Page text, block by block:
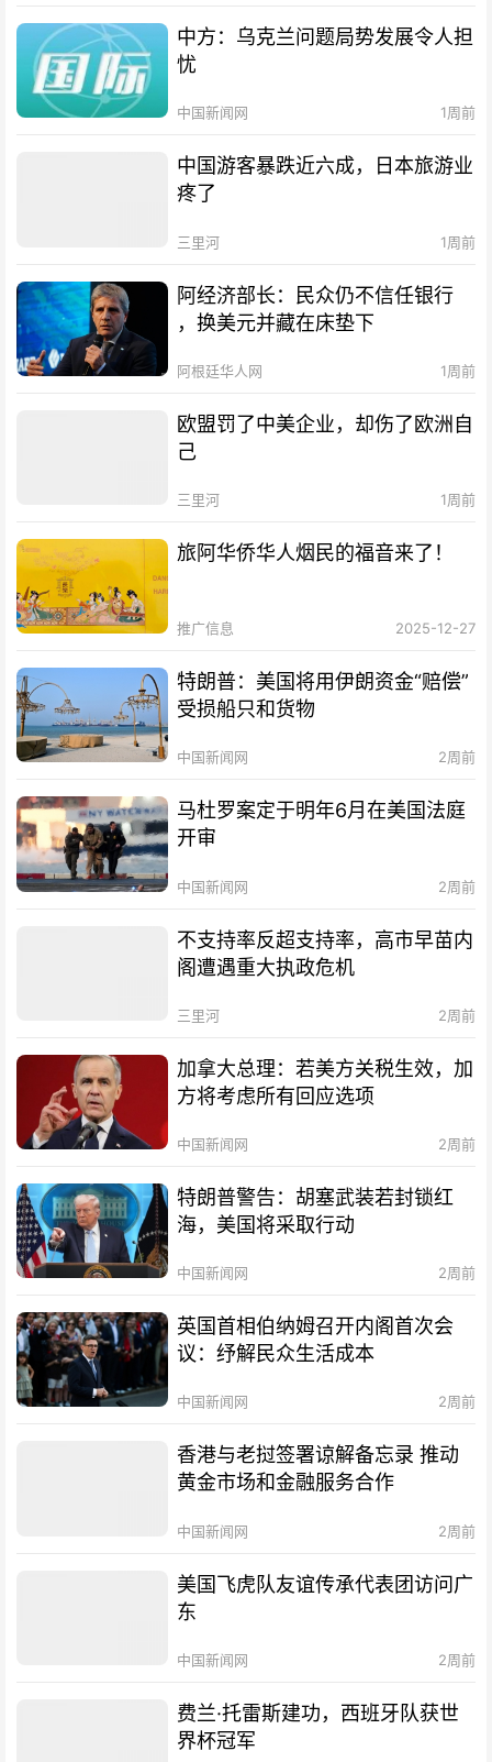
中方：乌克兰问题局势发展令人担
忧
中国新闻网 1周前
中国游客暴跌近六成，日本旅游业
疼了
三里河 1周前
阿经济部长：民众仍不信任银行
，换美元并藏在床垫下
阿根廷华人网 1周前
欧盟罚了中美企业，却伤了欧洲自
己
三里河 1周前
旅阿华侨华人烟民的福音来了！
推广信息 2025-12-27
特朗普：美国将用伊朗资金“赔偿”
受损船只和货物
中国新闻网 2周前
马杜罗案定于明年6月在美国法庭
开审
中国新闻网 2周前
不支持率反超支持率，高市早苗内
阁遭遇重大执政危机
三里河 2周前
加拿大总理：若美方关税生效，加
方将考虑所有回应选项
中国新闻网 2周前
特朗普警告：胡塞武装若封锁红
海，美国将采取行动
中国新闻网 2周前
英国首相伯纳姆召开内阁首次会
议：纾解民众生活成本
中国新闻网 2周前
香港与老挝签署谅解备忘录 推动
黄金市场和金融服务合作
中国新闻网 2周前
美国飞虎队友谊传承代表团访问广
东
中国新闻网 2周前
费兰·托雷斯建功，西班牙队获世
界杯冠军